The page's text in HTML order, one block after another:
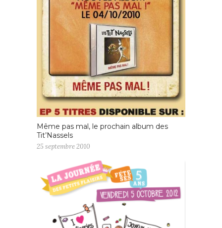
Même pas mal, le prochain album des
Tit’Nassels
25 septembre 2010